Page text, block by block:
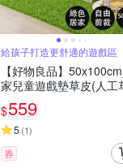
給孩子打造更舒適的遊戲區
【好物良品】
家兒童遊戲墊草皮(人工
景觀草皮 草皮地毯 造景
台 花園 居家佈置)
$559
5 (1)
券